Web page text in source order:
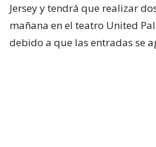
Jersey y tendrá que realizar
mañana en el teatro United
debido a que las entradas se